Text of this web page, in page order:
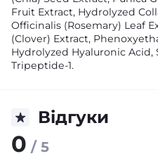
Fruit Extract, Hydrolyzed
Officinalis (Rosemary) Leaf
(Clover) Extract,
Hydrolyzed Hyaluronic
Tripeptide-1.
Відгуки
0 / 5